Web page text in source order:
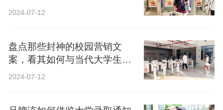
弦？
2024-07-12
盘点那些封神的校园营销文
案，看其如何与当代大学生精
神共鸣？
2024-07-12